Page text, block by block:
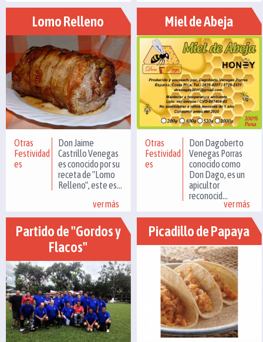
Lomo Relleno
Otras
Festividad
es
Don Jaime
Castrillo Venegas
es conocido por su
receta de "Lomo
Relleno", este es...
ver más
Miel de Abeja
Otras
Festividad
es
Don Dagoberto
Venegas Porras
conocido como
Don Dago, es un
apicultor
reconocid...
ver más
Partido de "Gordos y
Flacos"
Picadillo de Papaya